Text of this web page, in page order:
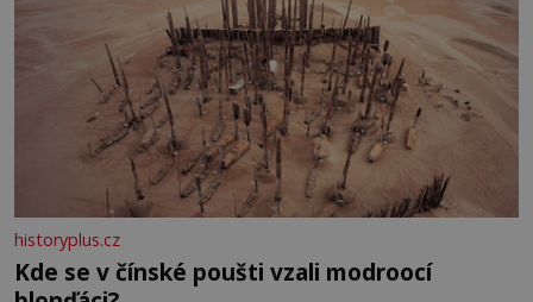
historyplus.cz
Kde se v čínské poušti vzali modroocí